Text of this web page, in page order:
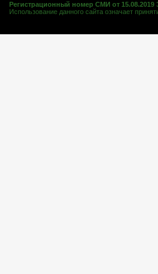
Регистрационный номер СМИ от
Использование данного сайта означает